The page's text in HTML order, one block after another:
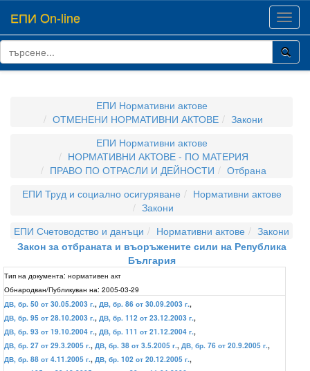
ЕПИ On-line
ЕПИ Нормативни актове
ОТМЕНЕНИ НОРМАТИВНИ АКТОВЕ
Закони
ЕПИ Нормативни актове
НОРМАТИВНИ АКТОВЕ - ПО МАТЕРИЯ
ПРАВО ПО ОТРАСЛИ И ДЕЙНОСТИ
Отбрана
ЕПИ Труд и социално осигуряване
Нормативни актове
Закони
ЕПИ Счетоводство и данъци
Нормативни актове
Закони
Закон за отбраната и въоръжените сили на Република
България
Тип на документа: нормативен акт
Обнародван/Публикуван на: 2005-03-29
ДВ, бр. 50 от 30.05.2003 г., ДВ, бр. 86 от 30.09.2003 г.,
ДВ, бр. 95 от 28.10.2003 г., ДВ, бр. 112 от 23.12.2003 г.,
ДВ, бр. 93 от 19.10.2004 г., ДВ, бр. 111 от 21.12.2004 г.,
ДВ, бр. 27 от 29.3.2005 г., ДВ, бр. 38 от 3.5.2005 г., ДВ, бр. 76 от 20.9.2005 г.,
ДВ, бр. 88 от 4.11.2005 г., ДВ, бр. 102 от 20.12.2005 г.,